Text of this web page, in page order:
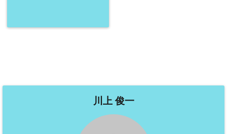
川上 俊一